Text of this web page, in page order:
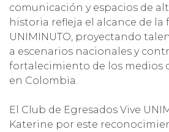
comunicación y espacios de
historia refleja el alcance de la
UNIMINUTO, proyectando
a escenarios nacionales y
fortalecimiento de los medios
en Colombia.
El Club de Egresados Vive
Katerine por este